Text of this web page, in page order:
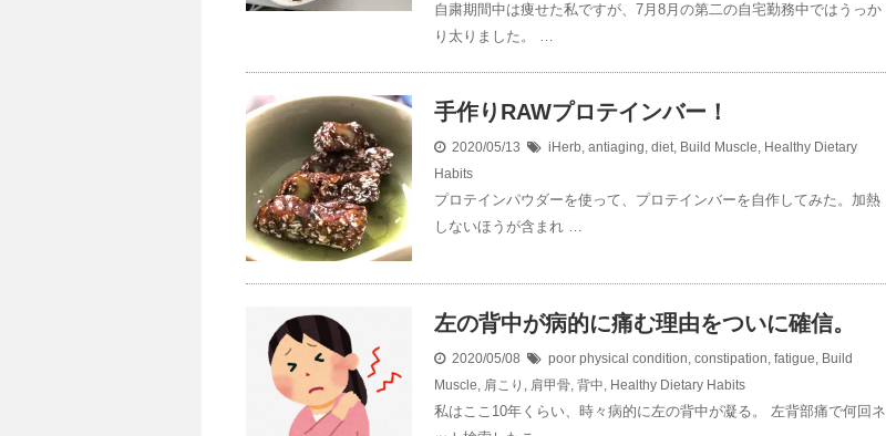
自粛期間中は痩せた私ですが、7月8月の第二の自宅勤務中ではうっか
り太りました。 …
手作りRAWプロテインバー！
2020/05/13 iHerb, antiaging, diet, Build Muscle, Healthy Dietary
Habits
プロテインパウダーを使って、プロテインバーを自作してみた。加熱
しないほうが含まれ …
左の背中が病的に痛む理由をついに確信。
2020/05/08 poor physical condition, constipation, fatigue, Build
Muscle, 肩こり , 肩甲骨, 背中, Healthy Dietary Habits
私はここ10年くらい、時々病的に左の背中が凝る。 左背部痛で何回ネ